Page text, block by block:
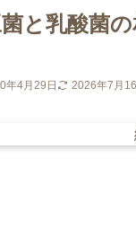
菌と乳酸菌
年4月29日 2026年7月